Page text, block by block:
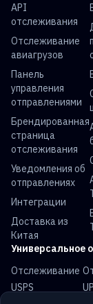
API
отслеживания
Отслеживание
авиагрузов
Панель
управления
отправлениями
Брендированная
страница
отслеживания
Уведомления об
отправлениях
Интеграции
Доставка из
Китая
Универсальное
Отслеживание
USPS